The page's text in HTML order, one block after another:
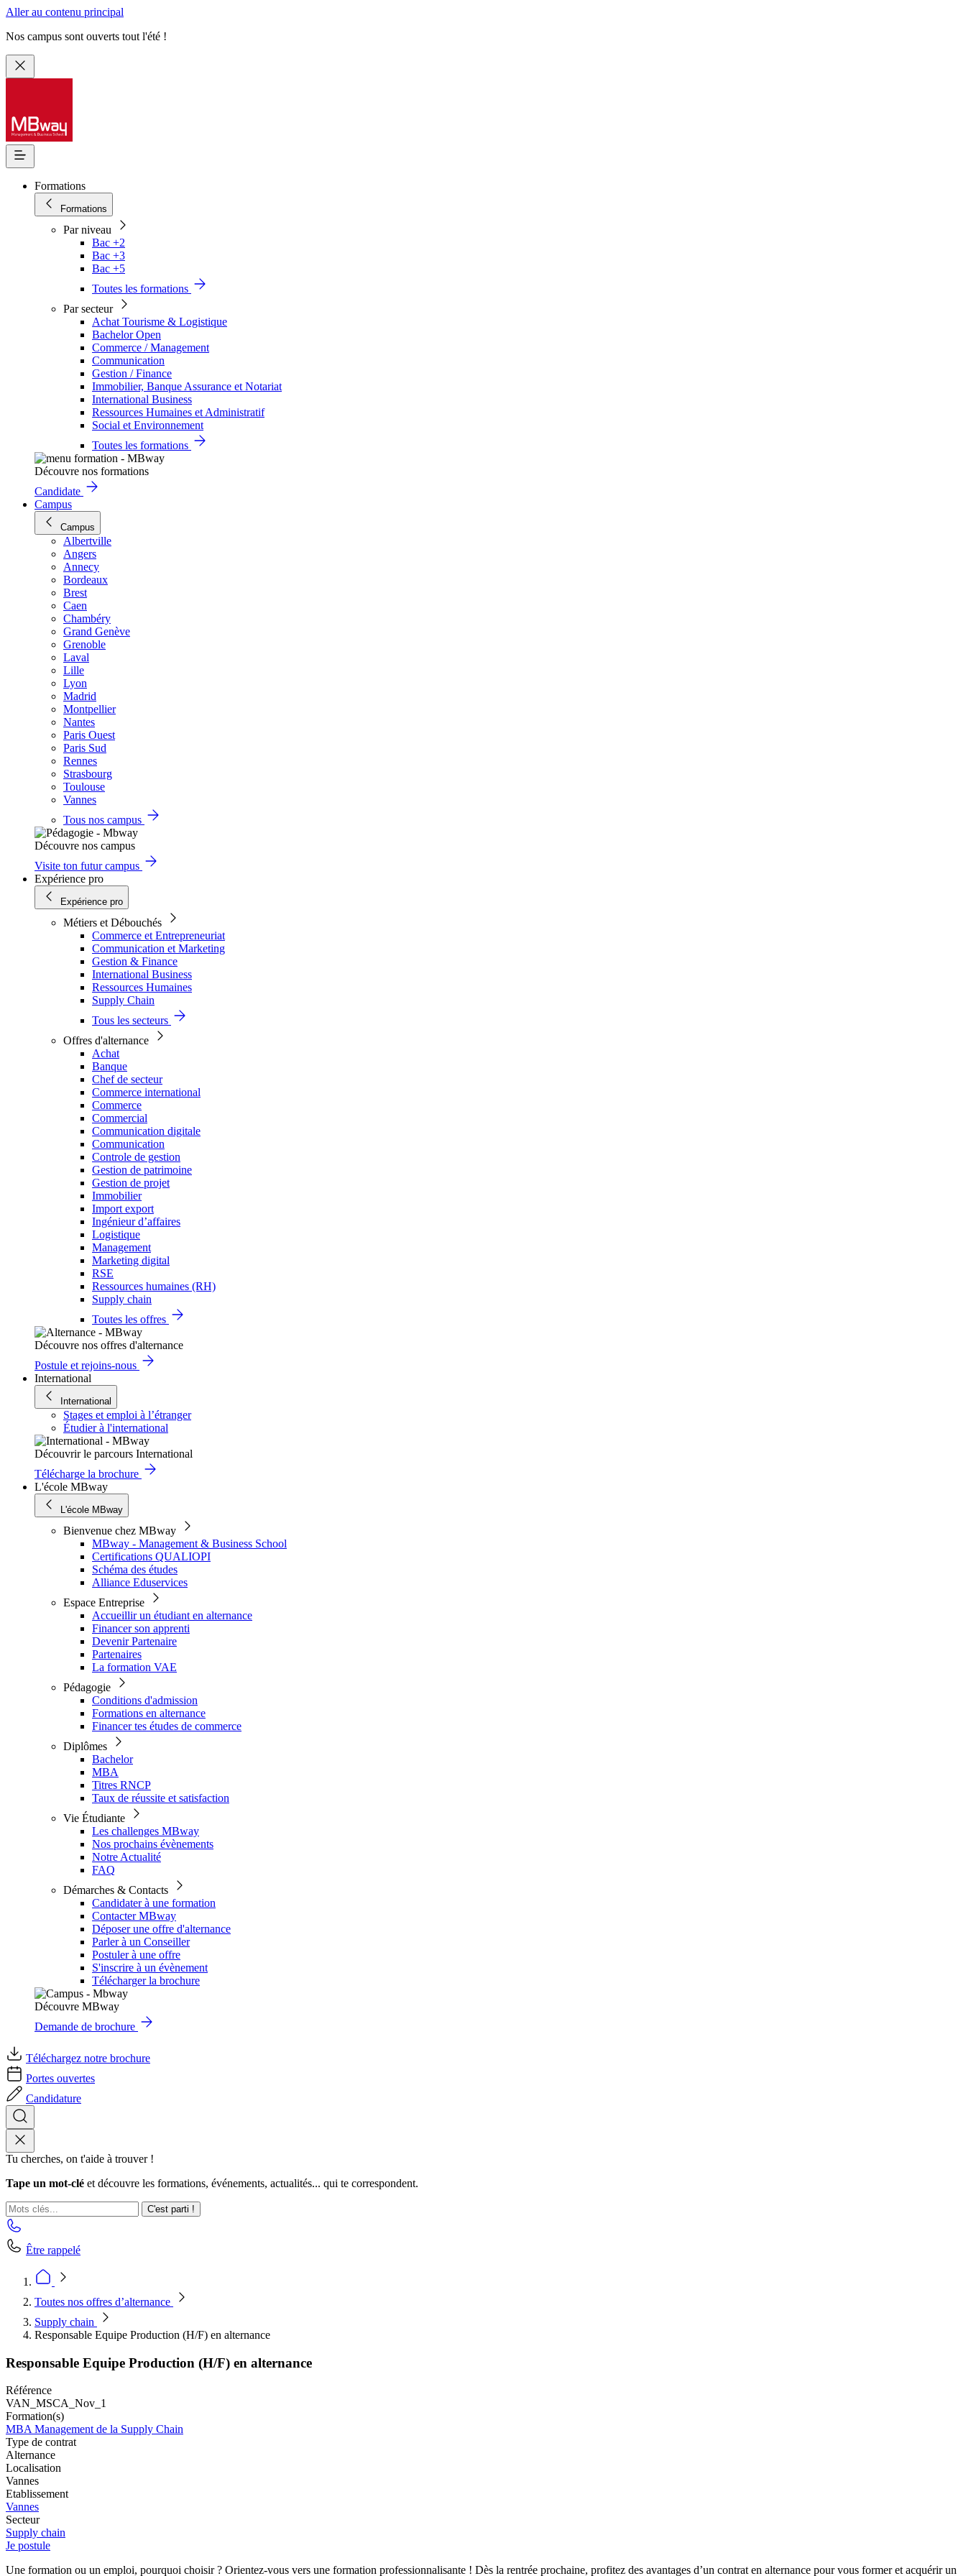
Aller au contenu principal
Nos campus sont ouverts tout l'été !
Formations
Formations
Par niveau
Bac +2
Bac +3
Bac +5
Toutes les formations
Par secteur
Achat Tourisme & Logistique
Bachelor Open
Commerce / Management
Communication
Gestion / Finance
Immobilier, Banque Assurance et Notariat
International Business
Ressources Humaines et Administratif
Social et Environnement
Toutes les formations
Découvre nos formations
Candidate
Campus
Campus
Albertville
Angers
Annecy
Bordeaux
Brest
Caen
Chambéry
Grand Genève
Grenoble
Laval
Lille
Lyon
Madrid
Montpellier
Nantes
Paris Ouest
Paris Sud
Rennes
Strasbourg
Toulouse
Vannes
Tous nos campus
Découvre nos campus
Visite ton futur campus
Expérience pro
Expérience pro
Métiers et Débouchés
Commerce et Entrepreneuriat
Communication et Marketing
Gestion & Finance
International Business
Ressources Humaines
Supply Chain
Tous les secteurs
Offres d'alternance
Achat
Banque
Chef de secteur
Commerce international
Commerce
Commercial
Communication digitale
Communication
Controle de gestion
Gestion de patrimoine
Gestion de projet
Immobilier
Import export
Ingénieur d’affaires
Logistique
Management
Marketing digital
RSE
Ressources humaines (RH)
Supply chain
Toutes les offres
Découvre nos offres d'alternance
Postule et rejoins-nous
International
International
Stages et emploi à l’étranger
Étudier à l'international
Découvrir le parcours International
Télécharge la brochure
L'école MBway
L'école MBway
Bienvenue chez MBway
MBway - Management & Business School
Certifications QUALIOPI
Schéma des études
Alliance Eduservices
Espace Entreprise
Accueillir un étudiant en alternance
Financer son apprenti
Devenir Partenaire
Partenaires
La formation VAE
Pédagogie
Conditions d'admission
Formations en alternance
Financer tes études de commerce
Diplômes
Bachelor
MBA
Titres RNCP
Taux de réussite et satisfaction
Vie Étudiante
Les challenges MBway
Nos prochains évènements
Notre Actualité
FAQ
Démarches & Contacts
Candidater à une formation
Contacter MBway
Déposer une offre d'alternance
Parler à un Conseiller
Postuler à une offre
S'inscrire à un évènement
Télécharger la brochure
Découvre MBway
Demande de brochure
Téléchargez notre brochure
Portes ouvertes
Candidature
Tu cherches, on t'aide à trouver !
Tape un mot-clé et découvre les formations, événements, actualités... qui te correspondent.
C'est parti !
Être rappelé
Toutes nos offres d’alternance
Supply chain
Responsable Equipe Production (H/F) en alternance
Responsable Equipe Production (H/F) en alternance
Référence
VAN_MSCA_Nov_1
Formation(s)
MBA Management de la Supply Chain
Type de contrat
Alternance
Localisation
Vannes
Etablissement
Vannes
Secteur
Supply chain
Je postule
Une formation ou un emploi, pourquoi choisir ? Orientez-vous vers une formation professionnalisante ! Dès la rentrée prochaine, profitez des avantages d’un contrat en alternance pour vous former et acquérir un ​